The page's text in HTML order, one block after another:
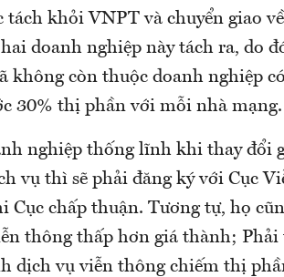
khỏi VNPT và chuyển giao
doanh nghiệp này tách ra, do
không còn thuộc doanh nghiệp
30% thị phần với mỗi nhà mạng.
nghiệp thống lĩnh khi thay đổi
vụ thì sẽ phải đăng ký với Cục
Cục chấp thuận. Tương tự, họ
thông thấp hơn giá thành; Phải
dịch vụ viễn thông chiếm thị